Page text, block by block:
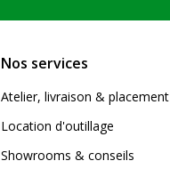
Nos services
Atelier, livraison & placement
Location d'outillage
Showrooms & conseils